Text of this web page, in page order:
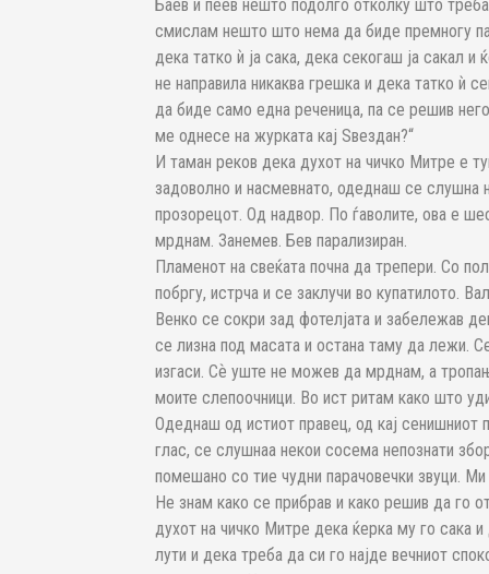
Баев и пеев нешто подолго отколку што
смислам нешто што нема да биде премногу
дека татко ѝ ја сака, дека секогаш ја сакал
не направила никаква грешка и дека татко ѝ
да биде само една реченица, па се решив
ме однесе на журката кај Ѕвездан?“
И таман реков дека духот на чичко Митре е
задоволно и насмевнато, одеднаш се слушна
прозорецот. Од надвор. По ѓаволите, ова е
мрднам. Занемев. Бев парализиран.
Пламенот на свеќата почна да трепери. Со
побргу, истрча и се заклучи во купатилото.
Венко се сокри зад фотелјата и забележав
се лизна под масата и остана таму да лежи.
изгаси. Сѐ уште не можев да мрднам, а
моите слепоочници. Во ист ритам како што
Одеднаш од истиот правец, од кај
глас, се слушнаа некои сосема непознати
помешано со тие чудни парачовечки звуци.
Не знам како се прибрав и како решив да го
духот на чичко Митре дека ќерка му го сака
лути и дека треба да си го најде вечниот